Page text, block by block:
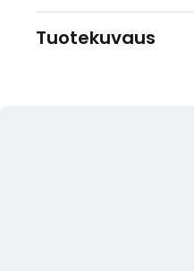
Tuotekuvaus